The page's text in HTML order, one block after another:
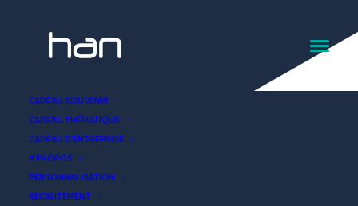
CADEAU SOUVENIR
CADEAU THÉMATIQUE
CADEAU D’ENTREPRISE
A PROPOS
PERSONNALISATION
RECRUTEMENT
puzzle Grande guerre